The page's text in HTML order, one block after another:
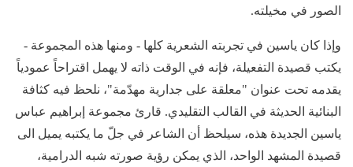
الصور في مخيلته.
وإذا كان ياسين في تجربته الشعرية كلها - ومنها هذه المجموعة -
يكتب قصيدة التفعيلة، فإنه في الوقت ذاته لا يهمل اقتراحاً عمودياً
يقدمه تحت عنوان "معلقة على جدارية مهدّمة"، نلحظ فيه كثافة
البنائية الحديثة في القالب التقليدي. قارئ مجموعة إبراهيم عباس
ياسين الجديدة هذه، سيلحظ أن الشاعر في جلّ ما يكتبه يميل الى
قصيدة المشهد الواحد، الذي يمكن رؤية صورته شبه الدرامية،